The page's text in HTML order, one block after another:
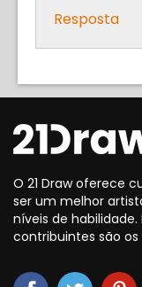
Resposta
O 21 Draw oferece
ser um melhor
níveis de
contribuintes são